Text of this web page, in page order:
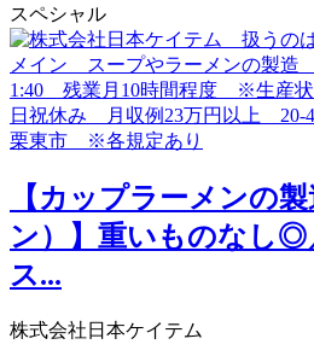
スペシャル
【カップラーメンの
ン）】重いものなし◎
ス...
株式会社日本ケイテム